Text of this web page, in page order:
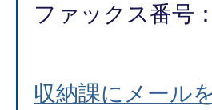
ファックス番号
収納課にメール